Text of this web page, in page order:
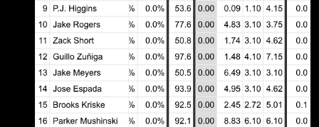
「PCA的防禦率是多少」就直接殺